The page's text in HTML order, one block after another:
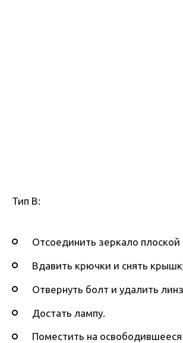
Тип В:
Отсоединить зеркало плоской
Вдавить крючки и снять
Отвернуть болт и удалить
Достать лампу.
Поместить на